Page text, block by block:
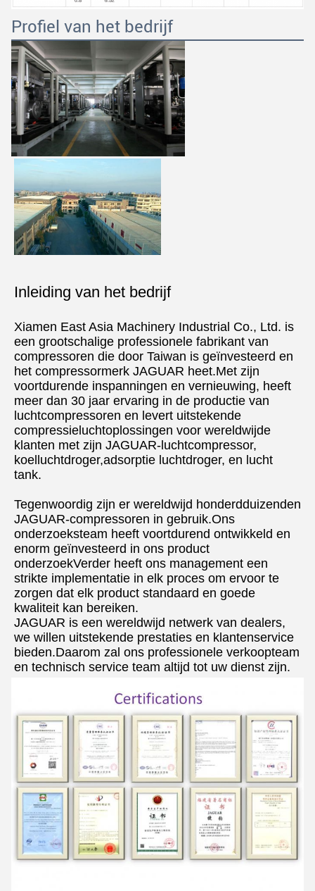
Laat een bericht achter
We bellen je snel terug!
VERZENDEN
Profiel van het bedrijf
Inleiding van het bedrijf
Xiamen East Asia Machinery Industrial Co., Ltd. is
een grootschalige professionele fabrikant van
compressoren die door Taiwan is geïnvesteerd en
het compressormerk JAGUAR heet.Met zijn
voortdurende inspanningen en vernieuwing, heeft
meer dan 30 jaar ervaring in de productie van
luchtcompressoren en levert uitstekende
compressieluchtoplossingen voor wereldwijde
klanten met zijn JAGUAR-luchtcompressor,
koelluchtdroger,adsorptie luchtdroger, en lucht
tank.
Tegenwoordig zijn er wereldwijd honderdduizenden
JAGUAR-compressoren in gebruik.Ons
onderzoeksteam heeft voortdurend ontwikkeld en
enorm geïnvesteerd in ons product
onderzoekVerder heeft ons management een
strikte implementatie in elk proces om ervoor te
zorgen dat elk product standaard en goede
kwaliteit kan bereiken.
JAGUAR is een wereldwijd netwerk van dealers,
we willen uitstekende prestaties en klantenservice
bieden.Daarom zal ons professionele verkoopteam
en technisch service team altijd tot uw dienst zijn.